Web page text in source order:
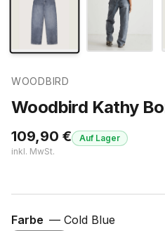
WOODBIRD
Woodbird Kathy
109,90 €
inkl. MwSt.
Auf Lager
Farbe — Cold Blue